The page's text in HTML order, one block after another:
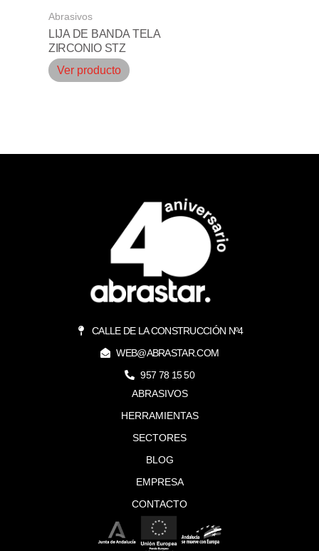
Abrasivos
LIJA DE BANDA TELA
ZIRCONIO STZ
Ver producto
ABRASIVOS
HERRAMIENTAS
SECTORES
BLOG
EMPRESA
CONTACTO
CALLE DE LA CONSTRUCCIÓN Nº4
WEB@ABRASTAR.COM
957 78 15 50